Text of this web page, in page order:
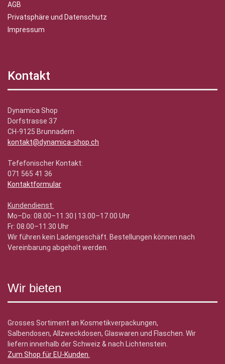
AGB
Privatsphäre und Datenschutz
Impressum
Kontakt
Dynamica Shop
Dorfstrasse 37
CH-9125 Brunnadern
kontakt@dynamica-shop.ch
Tefefonischer Kontakt:
071 565 41 36
Kontaktformular
Kundendienst:
Mo–Do: 08.00–11.30 | 13.00–17.00 Uhr
Fr: 08.00–11.30 Uhr
Wir führen kein Ladengeschäft. Bestellungen können nach
Vereinbarung abgeholt werden.
Wir bieten
Grosses Sortiment an Kosmetikverpackungen,
Salbendosen, Allzweckdosen, Glaswaren und Flaschen. Wir
liefern innerhalb der Schweiz & nach Lichtenstein.
Zum Shop für EU-Kunden.